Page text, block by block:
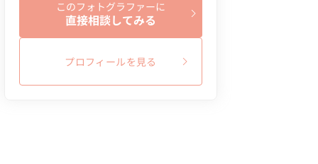
このフォトグラファーに
直接相談してみる
プロフィールを見る